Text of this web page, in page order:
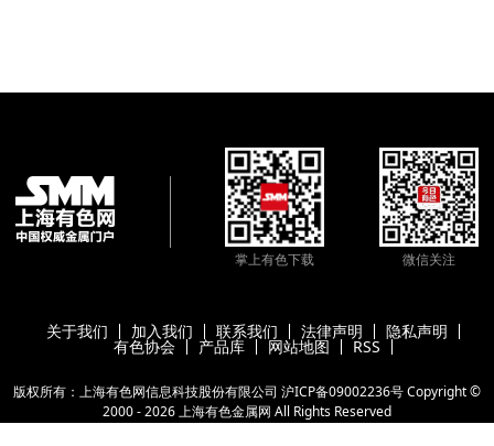
掌上有色下载 微信关注
关于我们 加入我们 联系我们 法律声明 隐私声明
有色协会 产品库 网站地图 RSS
版权所有：上海有色网信息科技股份有限公司 沪ICP备09002236号Copyright ©
2000 -2026上海有色金属网 All Rights Reserved